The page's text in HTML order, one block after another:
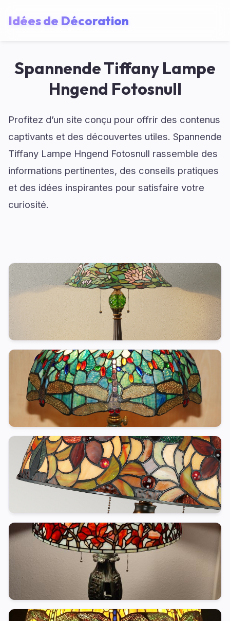
Idées de Décoration
Spannende Tiffany Lampe
Hngend Fotosnull
Profitez d’un site conçu pour offrir des contenus
captivants et des découvertes utiles. Spannende
Tiffany Lampe Hngend Fotosnull rassemble des
informations pertinentes, des conseils pratiques
et des idées inspirantes pour satisfaire votre
curiosité.